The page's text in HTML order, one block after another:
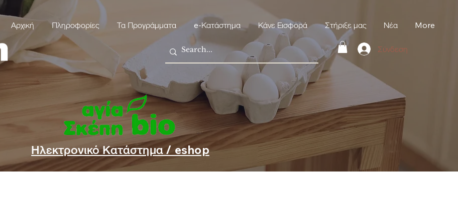
Αρχική Πληροφορίες Τα Προγράμματα e-Κατάστημα Κάνε Εισφορά Στήριξε μας Νέα More
Σύνδεση
Ηλεκτρονικό Κατάστημα / eshop